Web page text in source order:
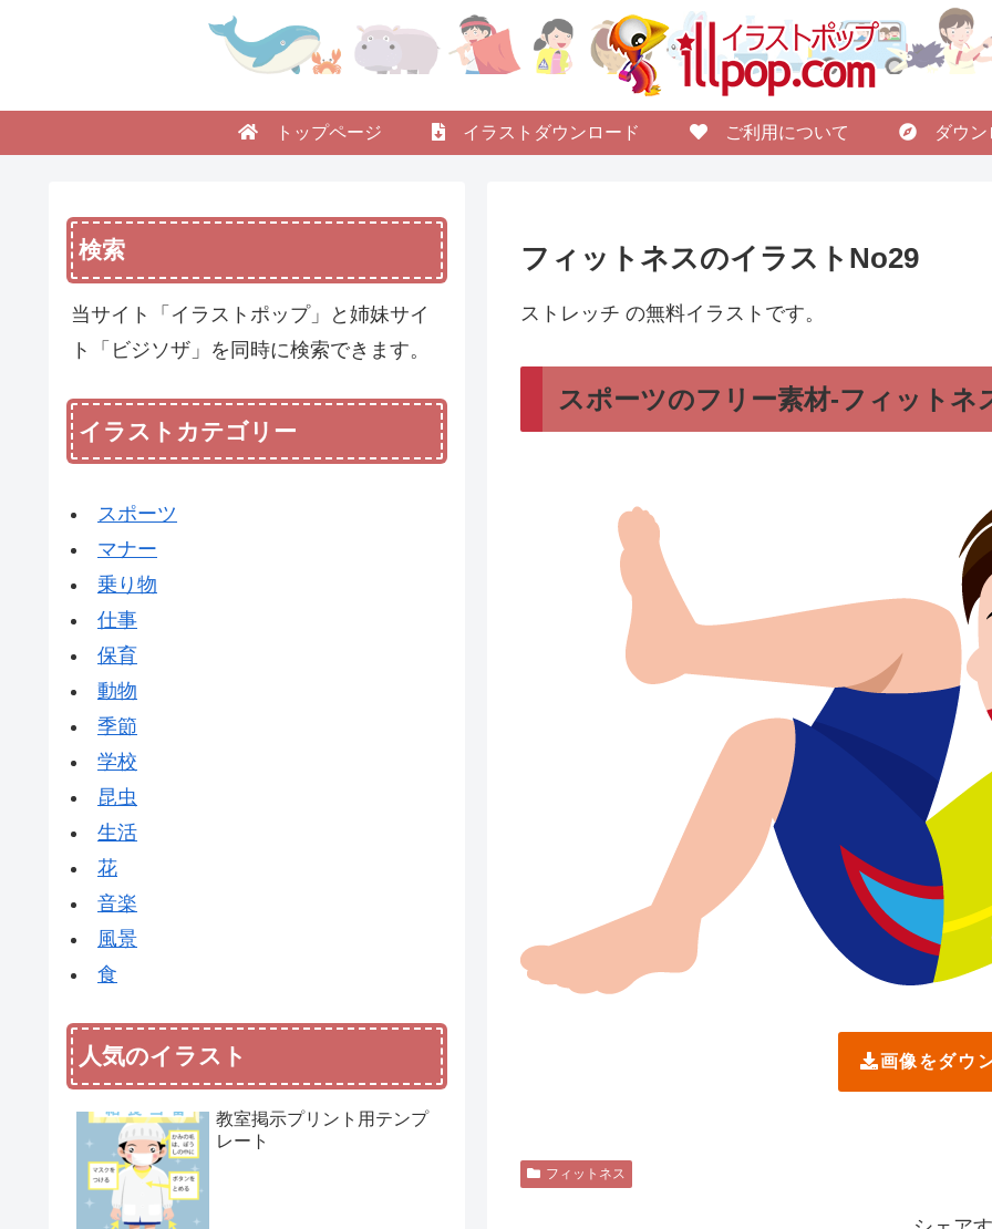
トップページ イラストダウンロード ご利用について ダウン
フィットネスのイラストNo29
ストレッチ の無料イラストです。
スポーツのフリー素材-フィットネ
画像をダウ
フィットネス
検索
当サイト「イラストポップ」と姉妹サイ
ト「ビジソザ」を同時に検索できます。
イラストカテゴリー
スポーツ
マナー
乗り物
仕事
保育
動物
季節
学校
昆虫
生活
花
音楽
風景
食
人気のイラスト
教室掲示プリント用テンプ
レート